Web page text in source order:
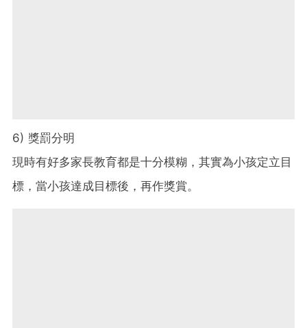
6) 獎罰分明
現時有好多家長教育都是十分模糊，其實為小孩定立目
標，當小孩達成目標後，再作獎賞。